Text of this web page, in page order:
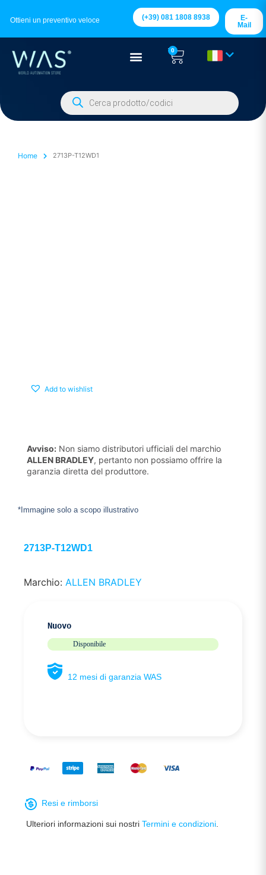
Ottieni un preventivo veloce (+39) 081 1808 8938
E-
Mail
0
Home 2713P-T12WD1
Add to wishlist
Avviso: Non siamo distributori ufficiali del marchio
ALLEN BRADLEY, pertanto non possiamo offrire la
garanzia diretta del produttore.
*Immagine solo a scopo illustrativo
2713P-T12WD1
Marchio: ALLEN BRADLEY
Nuovo
Disponibile
12 mesi di garanzia WAS
Resi e rimborsi
Ulteriori informazioni sui nostri Termini e condizioni.